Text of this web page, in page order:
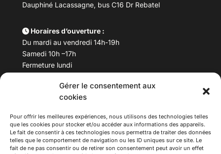
Gérer le consentement aux
cookies
Pour offrir les meilleures expériences, nous utilisons des technologies telles
que les cookies pour stocker et/ou accéder aux informations des appareils.
Le fait de consentir à ces technologies nous permettra de traiter des données
telles que le comportement de navigation ou les ID uniques sur ce site. Le
fait de ne pas consentir ou de retirer son consentement peut avoir un effet
Dauphiné Lacassagne, bus C16 Dr Rebatel
Horaires d’ouverture :
Du mardi au vendredi 14h-19h
Samedi 10h –17h
Fermeture lundi
Téléphone : 04 78 53 06 40
maisondesculturesasiatiques@asiexpo.com